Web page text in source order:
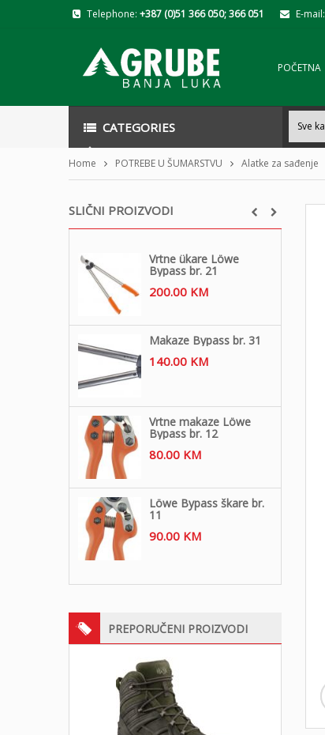
Telephone: +387 (0)51 366 050; 366 051 E-mail:
POČETNA
CATEGORIES
Home POTREBE U ŠUMARSTVU Alatke za sađenje
SLIČNI PROIZVODI
Vrtne ükare Löwe
Bypass br. 21
200.00 KM
Makaze Bypass br. 31
140.00 KM
Vrtne makaze Löwe
Bypass br. 12
80.00 KM
Löwe Bypass škare br.
11
90.00 KM
PREPORUČENI PROIZVODI